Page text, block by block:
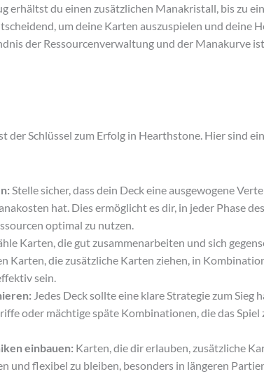
erhältst du einen zusätzlichen Manakristall, bis zu
um deine Karten auszuspielen und deine
der Ressourcenverwaltung und der Manakurve
der Schlüssel zum Erfolg in Hearthstone. Hier sind
Stelle sicher, dass dein Deck eine ausgewogene
hat. Dies ermöglicht es dir, in jeder Phase
optimal zu nutzen.
Karten, die gut zusammenarbeiten und sich
Karten, die zusätzliche Karten ziehen, in
sein.
Jedes Deck sollte eine klare Strategie zum Sieg
oder mächtige späte Kombinationen, die das Spiel
einbauen: Karten, die dir erlauben, zusätzliche
und flexibel zu bleiben, besonders in längeren